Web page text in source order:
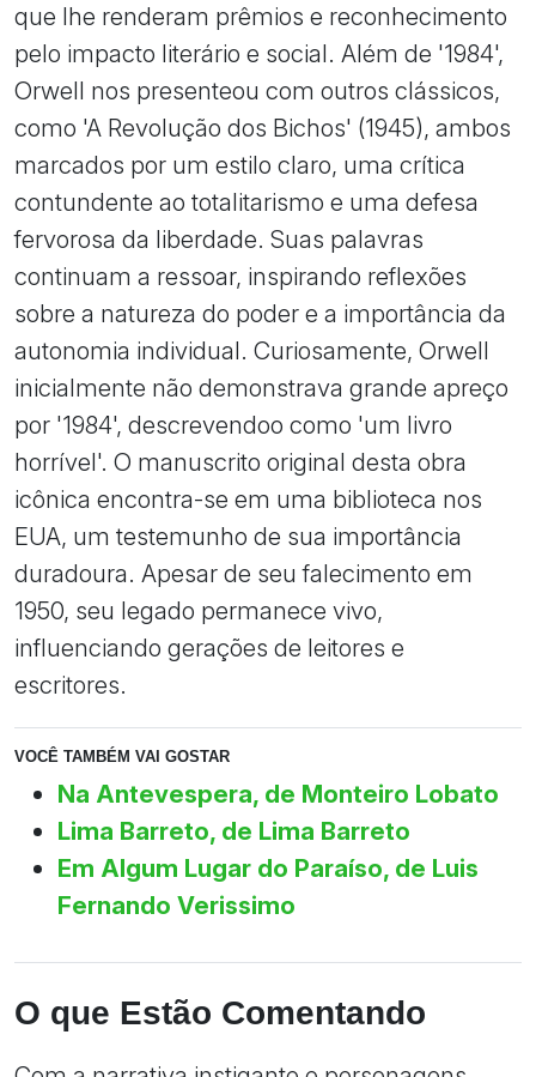
que lhe renderam prêmios e reconhecimento
pelo impacto literário e social. Além de '1984',
Orwell nos presenteou com outros clássicos,
como 'A Revolução dos Bichos' (1945), ambos
marcados por um estilo claro, uma crítica
contundente ao totalitarismo e uma defesa
fervorosa da liberdade. Suas palavras
continuam a ressoar, inspirando reflexões
sobre a natureza do poder e a importância da
autonomia individual. Curiosamente, Orwell
inicialmente não demonstrava grande apreço
por '1984', descrevendoo como 'um livro
horrível'. O manuscrito original desta obra
icônica encontra-se em uma biblioteca nos
EUA, um testemunho de sua importância
duradoura. Apesar de seu falecimento em
1950, seu legado permanece vivo,
influenciando gerações de leitores e
escritores.
VOCÊ TAMBÉM VAI GOSTAR
Na Antevespera, de Monteiro Lobato
Lima Barreto, de Lima Barreto
Em Algum Lugar do Paraíso, de Luis
Fernando Verissimo
O que Estão Comentando